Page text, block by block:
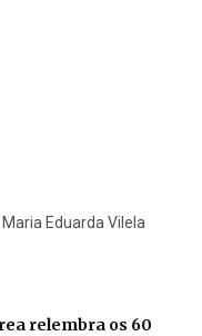
Maria Eduarda Vilela
relembra os 60